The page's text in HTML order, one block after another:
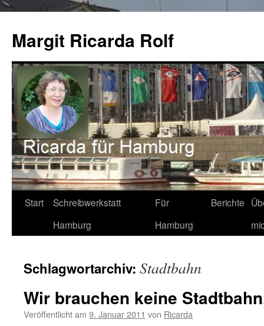
springen
Margit Ricarda Rolf
Start
Schreibwerkstatt
Hamburg
Für
Hamburg
Berichte
Schlagwortarchiv: Stadtbahn
Wir brauchen keine
Veröffentlicht am 9. Januar 2011 von Ricarda